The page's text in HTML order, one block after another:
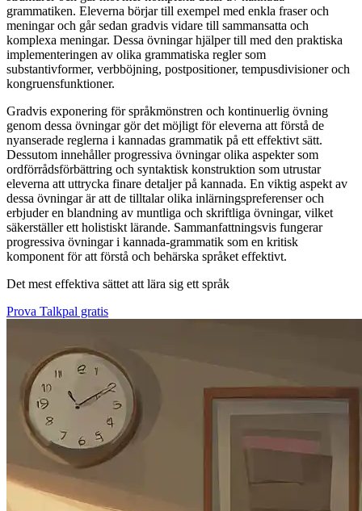
grammatiken. Eleverna börjar till exempel med enkla fraser och
meningar och går sedan gradvis vidare till sammansatta och
komplexa meningar. Dessa övningar hjälper till med den praktiska
implementeringen av olika grammatiska regler som
substantivformer, verbböjning, postpositioner, tempusdivisioner och
kongruensfunktioner.
Gradvis exponering för språkmönstren och kontinuerlig övning
genom dessa övningar gör det möjligt för eleverna att förstå de
nyanserade reglerna i kannadas grammatik på ett effektivt sätt.
Dessutom innehåller progressiva övningar olika aspekter som
ordförrådsförbättring och syntaktisk konstruktion som utrustar
eleverna att uttrycka finare detaljer på kannada. En viktig aspekt av
dessa övningar är att de tilltalar olika inlärningspreferenser och
erbjuder en blandning av muntliga och skriftliga övningar, vilket
säkerställer ett holistiskt lärande. Sammanfattningsvis fungerar
progressiva övningar i kannada-grammatik som en kritisk
komponent för att förstå och behärska språket effektivt.
Det mest effektiva sättet att lära sig ett språk
Prova Talkpal gratis